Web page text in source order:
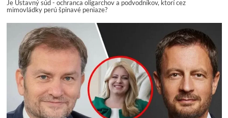
Je Ústavný súd - ochranca oligarchov a podvodníkov, ktorí cez
mimovládky perú špinavé peniaze?